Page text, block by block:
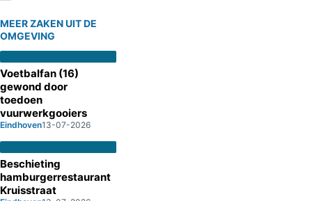
MEER ZAKEN UIT DE
OMGEVING
Voetbalfan (16)
gewond door
toedoen
vuurwerkgooiers
Eindhoven13-07-2026
Beschieting
hamburgerrestaurant
Kruisstraat